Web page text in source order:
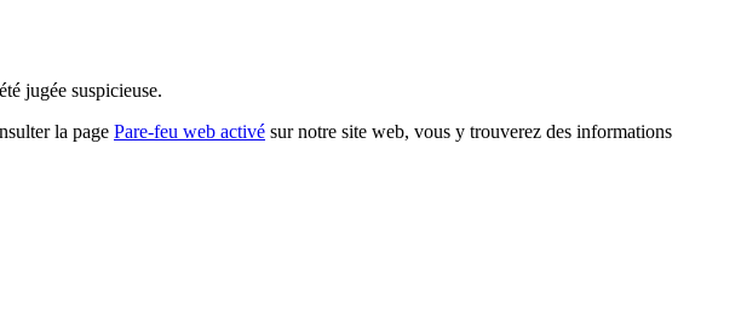
jugée suspicieuse.
la page Pare-feu web activé sur notre site web, vous y trouverez des informations